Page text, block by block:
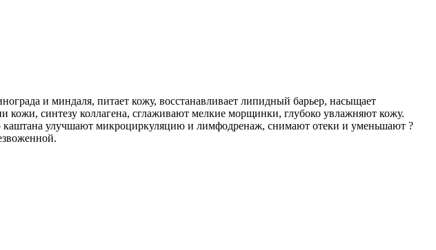
и миндаля, питает кожу, восстанавливает липидный барьер, насыщает
кожи, синтезу коллагена, сглаживают мелкие морщинки, глубоко увлажняют кожу.
каштана улучшают микроциркуляцию и лимфодренаж, снимают отеки и уменьшают ?